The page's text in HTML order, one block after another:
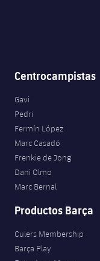
Centrocampistas
Gavi
Pedri
Fermín López
Marc Casadó
Frenkie de Jong
Dani Olmo
Marc Bernal
Productos Barça
Culers Membership
Barça Play